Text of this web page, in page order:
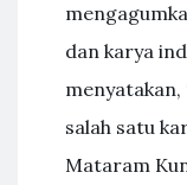
dan karya
menyatakan,
salah satu
Mataram